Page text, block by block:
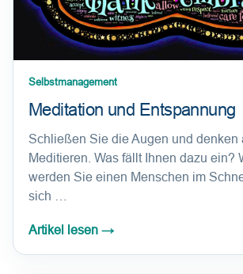
Selbstmanagement
Meditation und Entspannung
Schließen Sie die Augen und denken
Meditieren. Was fällt Ihnen dazu ein?
werden Sie einen Menschen im
sich …
Artikel lesen →